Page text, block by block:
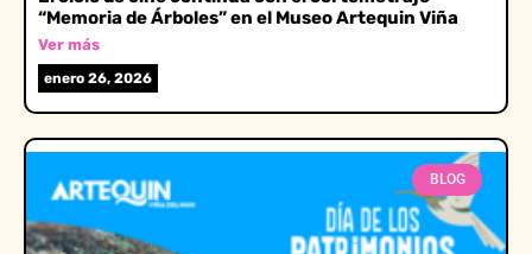
“Memoria de Árboles” en el Museo Artequin Viña
Ver más
enero 26, 2026
BLOG